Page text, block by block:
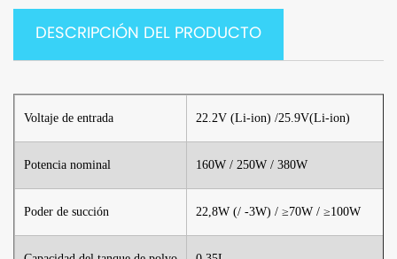
DESCRIPCIÓN DEL PRODUCTO
Voltaje de entrada 22.2V (Li-ion) /25.9V(Li-ion)
Potencia nominal 160W / 250W / 380W
Poder de succión 22,8W (/ -3W) / ≥70W / ≥100W